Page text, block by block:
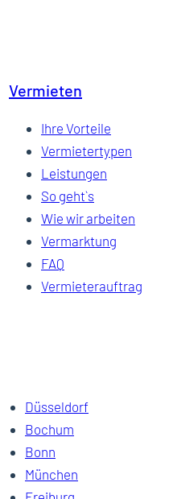
Vermieten
Ihre Vorteile
Vermietertypen
Leistungen
So geht`s
Wie wir arbeiten
Vermarktung
FAQ
Vermieterauftrag
Düsseldorf
Bochum
Bonn
München